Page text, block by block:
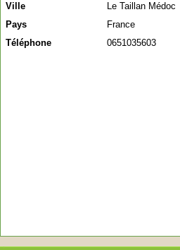
Ville
Le Taillan Médoc
Pays
France
Téléphone
0651035603